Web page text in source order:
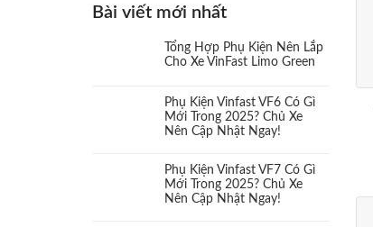
Camera 360
Camera cặp lề (0)
Camera hành trình
Camera và màn hình
Bài viết mới nhất
Tổng Hợp Phụ Kiện Nên Lắp
Cho Xe VinFast Limo Green
Phụ Kiện Vinfast VF6 Có Gì
Mới Trong 2025? Chủ Xe
Nên Cập Nhật Ngay!
Phụ Kiện Vinfast VF7 Có Gì
Mới Trong 2025? Chủ Xe
Nên Cập Nhật Ngay!